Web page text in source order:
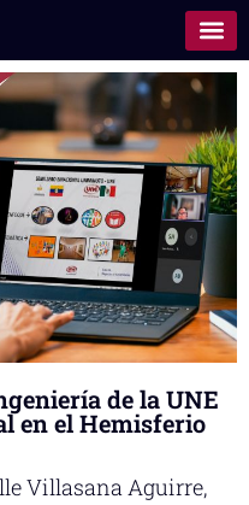
de la UNE
en el Hemisferio
Villasana Aguirre,